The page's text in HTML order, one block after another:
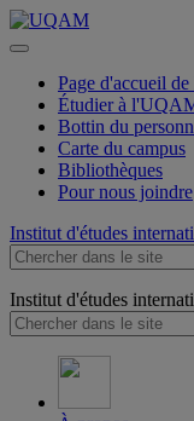
Page d'accueil
Étudier à
Bottin du
Carte du campus
Bibliothèques
Pour nous joindre
Institut d'études
Institut d'études